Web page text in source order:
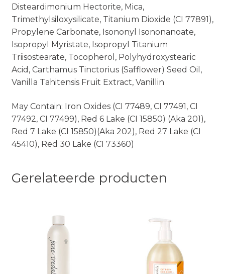
Disteardimonium Hectorite, Mica,
Trimethylsiloxysilicate, Titanium Dioxide (CI 77891),
Propylene Carbonate, Isononyl Isononanoate,
Isopropyl Myristate, Isopropyl Titanium
Triisostearate, Tocopherol, Polyhydroxystearic
Acid, Carthamus Tinctorius (Safflower) Seed Oil,
Vanilla Tahitensis Fruit Extract, Vanillin
May Contain: Iron Oxides (CI 77489, CI 77491, CI
77492, CI 77499), Red 6 Lake (CI 15850) (Aka 201),
Red 7 Lake (CI 15850)(Aka 202), Red 27 Lake (CI
45410), Red 30 Lake (CI 73360)
Gerelateerde producten